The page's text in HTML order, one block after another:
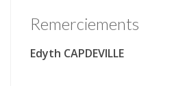
Remerciements
Edyth CAPDEVILLE